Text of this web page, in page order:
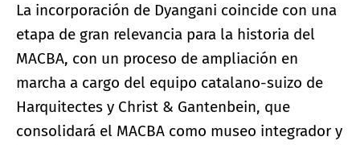
La incorporación de Dyangani coincide con una
etapa de gran relevancia para la historia del
MACBA, con un proceso de ampliación en
marcha a cargo del equipo catalano-suizo de
Harquitectes y Christ & Gantenbein, que
consolidará el MACBA como museo integrador y